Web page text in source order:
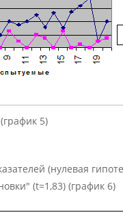
5)
(нулевая
(t=1,83) (график 6)